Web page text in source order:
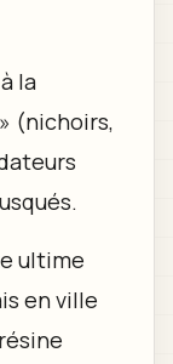
la
(nichoirs,
ultime
en ville